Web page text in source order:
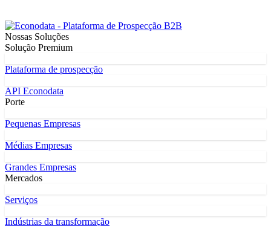
Nossas Soluções
Solução Premium
Plataforma de prospecção
API Econodata
Porte
Pequenas Empresas
Médias Empresas
Grandes Empresas
Mercados
Serviços
Indústrias da transformação